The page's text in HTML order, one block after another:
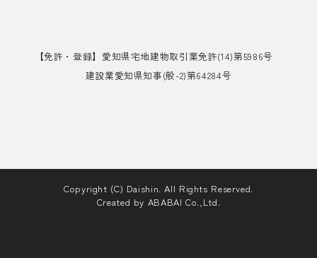
【免許・登録】愛知県宅地建物取引業免許(14)第5986号
建設業愛知県知事(般-2)第64284号
Copyright (C) Daishin. All Rights Reserved.
Created by ABABAI Co.,Ltd.